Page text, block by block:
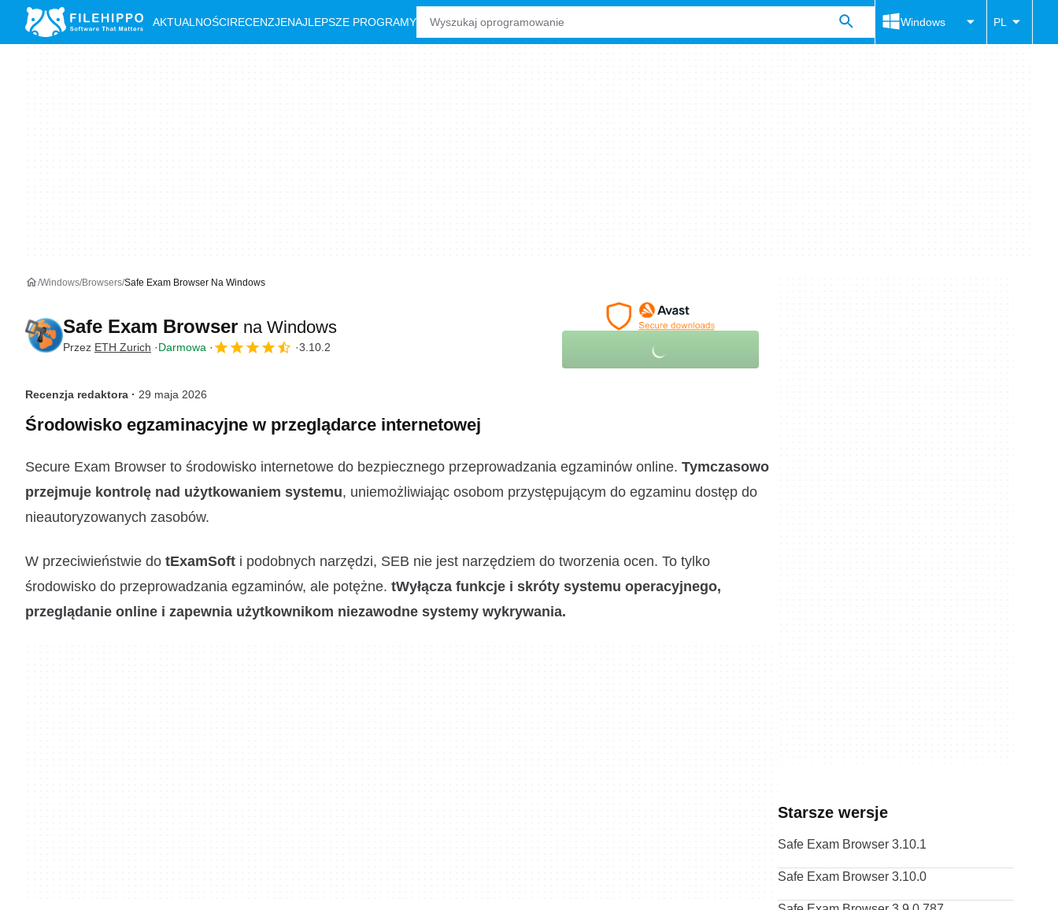
AKTUALNOŚCIRECENZJENAJLEPSZE PROGRAMY Windows PL
Windows Browsers Safe Exam Browser Na Windows
Safe Exam Browser na Windows
Przez ETH Zurich Darmowa 3.10.2
Recenzja redaktora · 29 maja 2026
Środowisko egzaminacyjne w przeglądarce internetowej
Secure Exam Browser to środowisko internetowe do bezpiecznego przeprowadzania egzaminów online. Tymczasowo
przejmuje kontrolę nad użytkowaniem systemu, uniemożliwiając osobom przystępującym do egzaminu dostęp do
nieautoryzowanych zasobów.
W przeciwieństwie do tExamSoft i podobnych narzędzi, SEB nie jest narzędziem do tworzenia ocen. To tylko
środowisko do przeprowadzania egzaminów, ale potężne. tWyłącza funkcje i skróty systemu operacyjnego,
przeglądanie online i zapewnia użytkownikom niezawodne systemy wykrywania.
Starsze wersje
Safe Exam Browser 3.10.1
Safe Exam Browser 3.10.0